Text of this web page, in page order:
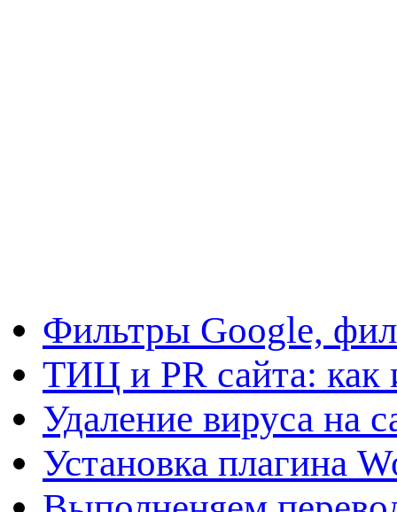
Фильтры Google,
ТИЦ и PR сайта: как
Удаление вируса на
Установка плагина